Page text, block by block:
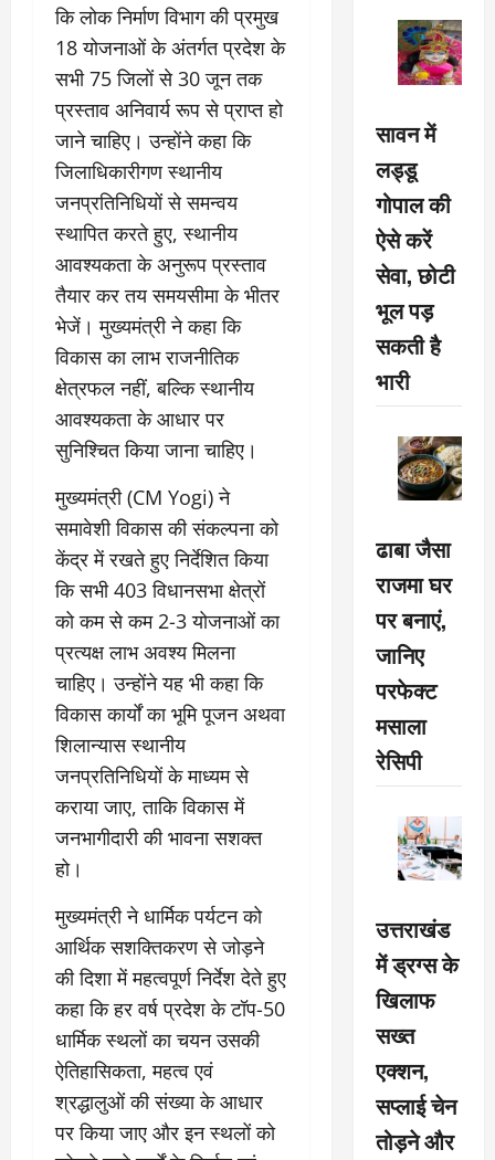
कि लोक निर्माण विभाग की प्रमुख
18 योजनाओं के अंतर्गत प्रदेश के
सभी 75 जिलों से 30 जून तक
प्रस्ताव अनिवार्य रूप से प्राप्त हो
जाने चाहिए। उन्होंने कहा कि
जिलाधिकारीगण स्थानीय
जनप्रतिनिधियों से समन्वय
स्थापित करते हुए, स्थानीय
आवश्यकता के अनुरूप प्रस्ताव
तैयार कर तय समयसीमा के भीतर
भेजें। मुख्यमंत्री ने कहा कि
विकास का लाभ राजनीतिक
क्षेत्रफल नहीं, बल्कि स्थानीय
आवश्यकता के आधार पर
सुनिश्चित किया जाना चाहिए।
मुख्यमंत्री (CM Yogi) ने
समावेशी विकास की संकल्पना को
केंद्र में रखते हुए निर्देशित किया
कि सभी 403 विधानसभा क्षेत्रों
को कम से कम 2-3 योजनाओं का
प्रत्यक्ष लाभ अवश्य मिलना
चाहिए। उन्होंने यह भी कहा कि
विकास कार्यों का भूमि पूजन अथवा
शिलान्यास स्थानीय
जनप्रतिनिधियों के माध्यम से
कराया जाए, ताकि विकास में
जनभागीदारी की भावना सशक्त
हो।
मुख्यमंत्री ने धार्मिक पर्यटन को
आर्थिक सशक्तिकरण से जोड़ने
की दिशा में महत्वपूर्ण निर्देश देते हुए
कहा कि हर वर्ष प्रदेश के टॉप-50
धार्मिक स्थलों का चयन उसकी
ऐतिहासिकता, महत्व एवं
श्रद्धालुओं की संख्या के आधार
पर किया जाए और इन स्थलों को
सावन में
लड्डू
गोपाल की
ऐसे करें
सेवा, छोटी
भूल पड़
सकती है
भारी
ढाबा जैसा
राजमा घर
पर बनाएं,
जानिए
परफेक्ट
मसाला
रेसिपी
उत्तराखंड
में ड्रग्स के
खिलाफ
सख्त
एक्शन,
सप्लाई चेन
तोड़ने और